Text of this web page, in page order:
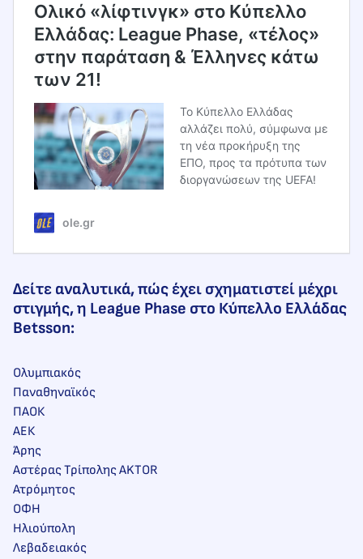
Ολικό «λίφτινγκ» στο Κύπελλο
Ελλάδας: League Phase, «τέλος»
στην παράταση & Έλληνες κάτω
των 21!
Το Κύπελλο Ελλάδας
αλλάζει πολύ, σύμφωνα με
τη νέα προκήρυξη της
ΕΠΟ, προς τα πρότυπα των
διοργανώσεων της UEFA!
ole.gr
Δείτε αναλυτικά, πώς έχει σχηματιστεί μέχρι
στιγμής, η League Phase στο Κύπελλο Ελλάδας
Betsson:
Ολυμπιακός
Παναθηναϊκός
ΠΑΟΚ
ΑΕΚ
Άρης
Αστέρας Τρίπολης AKTOR
Ατρόμητος
ΟΦΗ
Ηλιούπολη
Λεβαδειακός